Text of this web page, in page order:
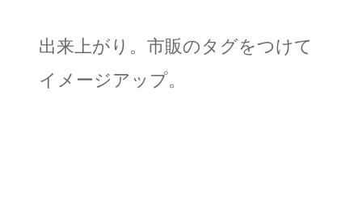
出来上がり。市販のタグをつけて
イメージアップ。